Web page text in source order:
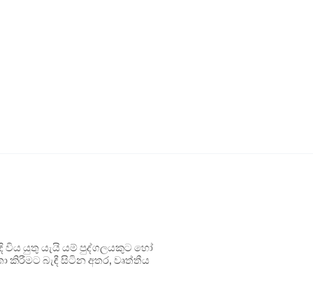
යුතු යැයි යම් පුද්ගලයකුට හෝ
කිරීමට බැඳී සිටින අතර, වෘත්තීය